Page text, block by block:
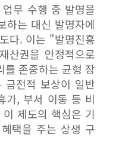
무 수행 중 발명을
하는 대신 발명자에
다. 이는 "발명진흥
산권을 안정적으로
를 존중하는 균형 장
금전적 보상이 일반
가, 부서 이동 등 비
제도의 핵심은 기
택을 주는 상생 구